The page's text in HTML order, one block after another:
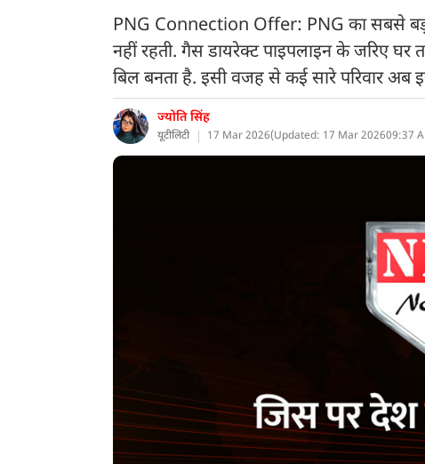
PNG Connection Offer: PNG का सबसे
नहीं रहती. गैस डायरेक्ट पाइपलाइन के जरिए
बिल बनता है. इसी वजह से कई सारे परिवार अब
ज्योति सिंह
यूटीलिटी 17 Mar 2026(Updated: 17 Mar 202609:37